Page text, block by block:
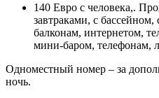
140 Евро с человека,.
завтраками, с
балконам, интернетом,
мини-баром, телефонам,
Одноместный номер – за
ночь.